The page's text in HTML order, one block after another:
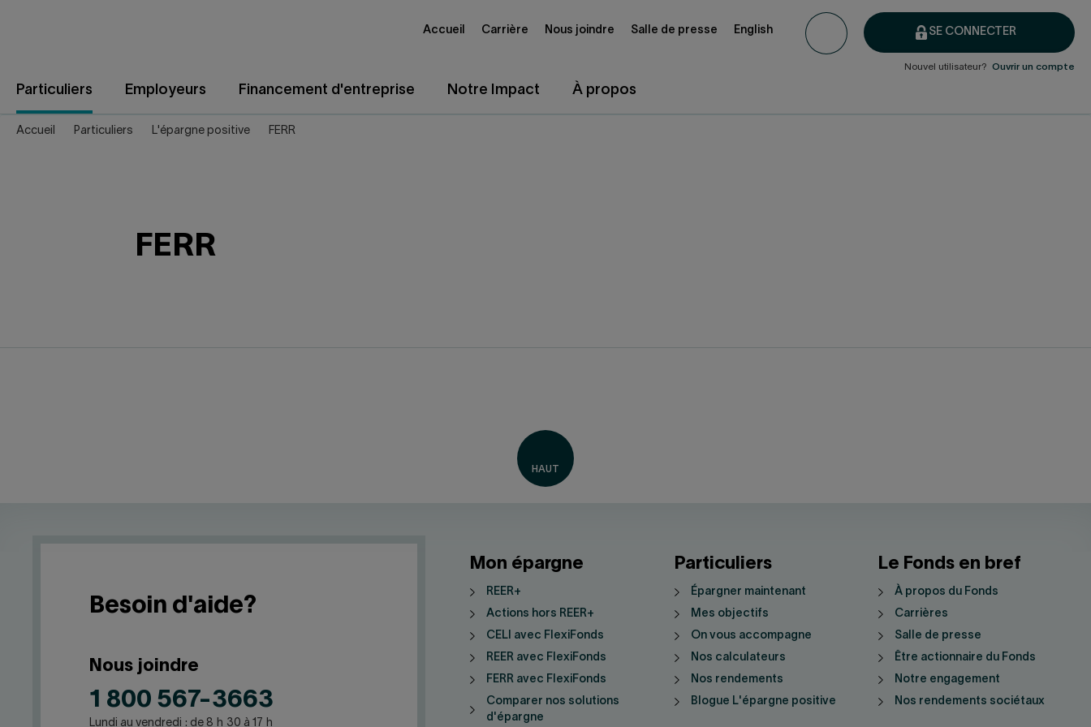
SE CONNECTER
Particuliers Employeurs Financement d'entreprise Notre Impact À propos
Nouvel utilisateur? Ouvrir un compte
Accueil Carrière Nous joindre Salle de presse English
Accueil Particuliers L'épargne positive FERR
FERR
Besoin d'aide?
Nous joindre
1 800 567-3663
Lundi au vendredi : de 8 h 30 à 17 h
Mon épargne
REER+
Actions hors REER+
CELI avec FlexiFonds
REER avec FlexiFonds
FERR avec FlexiFonds
Comparer nos solutions
d'épargne
Particuliers
Épargner maintenant
Mes objectifs
On vous accompagne
Nos calculateurs
Nos rendements
Blogue L'épargne positive
Le Fonds en bref
À propos du Fonds
Carrières
Salle de presse
Être actionnaire du Fonds
Notre engagement
Nos rendements sociétaux